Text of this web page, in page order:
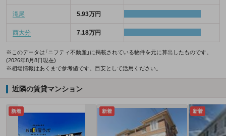
滝尾 5.93万円
西大分 7.18万円
※このデータは「ニフティ不動産」に掲載されている物件を元に算出したものです。
(2026年8月8日現在)
※相場情報はあくまで参考値です。目安として活用ください。
近隣の賃貸マンション
新着 新着 新着